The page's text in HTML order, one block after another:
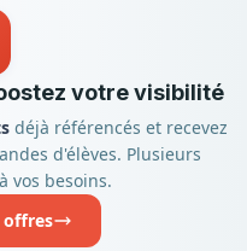
votre visibilité
déjà référencés et recevez
d'élèves. Plusieurs
vos besoins.
offres